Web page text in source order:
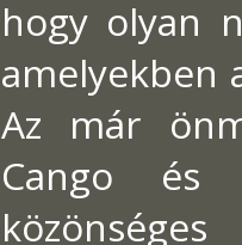
hogy olyan
amelyekben
Az már
Cango és